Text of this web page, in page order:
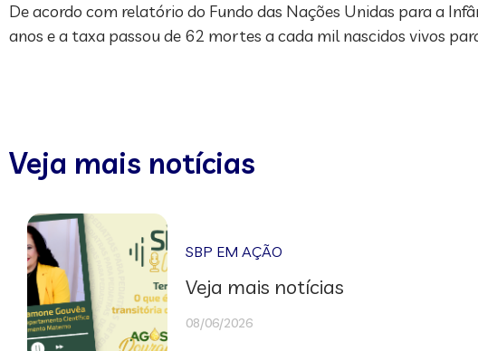
De acordo com relatório do Fundo das Nações Unidas para a
anos e a taxa passou de 62 mortes a cada mil nascidos vivos
Veja mais notícias
SBP EM AÇÃO
Veja mais notícias
08/06/2026